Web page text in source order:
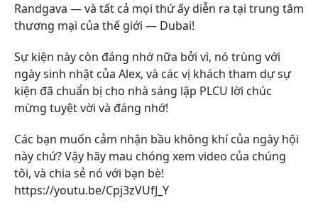
Randgava — và tất cả mọi thứ ấy diễn ra tại trung tâm
thương mại của thế giới — Dubai!
Sự kiện này còn đáng nhớ nữa bởi vì, nó trùng với
ngày sinh nhật của Alex, và các vị khách tham dự sự
kiện đã chuẩn bị cho nhà sáng lập PLCU lời chúc
mừng tuyệt vời và đáng nhớ!
Các bạn muốn cảm nhận bầu không khí của ngày hội
này chứ? Vậy hãy mau chóng xem video của chúng
tôi, và chia sẻ nó với bạn bè!
https://youtu.be/Cpj3zVUfJ_Y